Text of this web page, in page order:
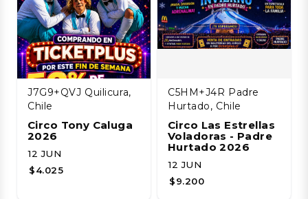
J7G9+QVJ Quilicura,
Chile
Circo Tony Caluga
2026
12 JUN
$4.025
C5HM+J4R Padre
Hurtado, Chile
Circo Las Estrellas
Voladoras - Padre
Hurtado 2026
12 JUN
$9.200